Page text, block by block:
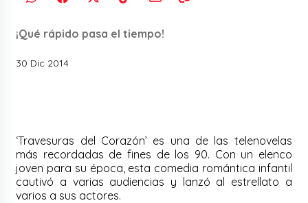
¡Qué rápido pasa el tiempo!
30 Dic 2014
‘Travesuras del Corazón’ es una de las telenovelas
más recordadas de fines de los 90. Con un elenco
joven para su época, esta comedia romántica infantil
cautivó a varias audiencias y lanzó al estrellato a
varios a sus actores.